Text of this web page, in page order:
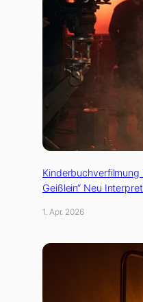
Kinderbuchverfilmung
Geißlein“ Neu
1. Apr. 2026